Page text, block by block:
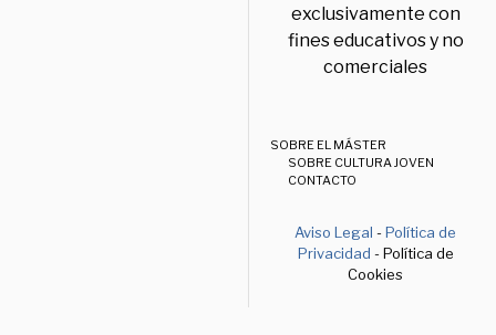
exclusivamente con
fines educativos y no
comerciales
SOBRE EL MÁSTER
SOBRE CULTURA JOVEN
CONTACTO
Aviso Legal -Política de
Privacidad - Política de
Cookies